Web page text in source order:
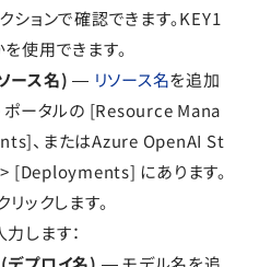
ションで確認できます。KEY1
使用できます。
ース名) ― リソース名を追加
ポータルの [Resource Mana
、またはAzure OpenAI St
にあります。
リックします。
します：